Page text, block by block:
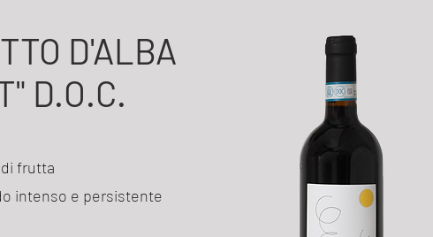
D'ALBA
D.O.C.
frutta
intenso e persistente